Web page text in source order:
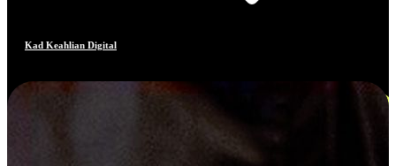
Kad Keahlian Digital